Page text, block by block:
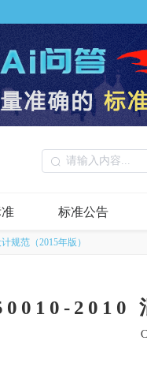
标准公告
规范（2015年版）
2010